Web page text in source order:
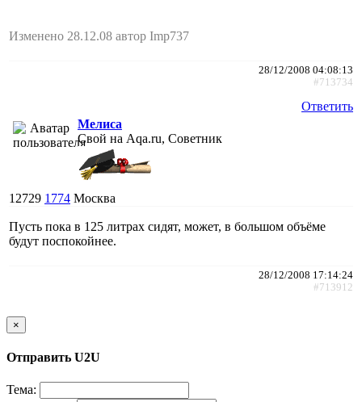
Изменено 28.12.08 автор Imp737
28/12/2008 04:08:13
#713734
Ответить
Мелиса
Свой на Aqa.ru, Советник
12729 1774 Москва
Пусть пока в 125 литрах сидят, может, в большом объёме
будут поспокойнее.
28/12/2008 17:14:24
#713912
×
Отправить U2U
Тема: